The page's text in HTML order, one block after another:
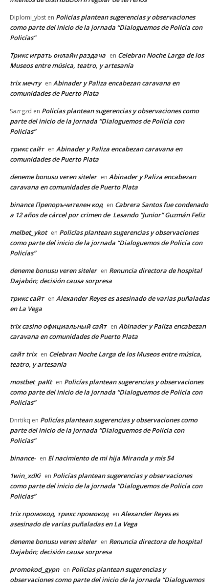
Diplomi_ybst en Policías plantean sugerencias y observaciones
como parte del inicio de la jornada “Dialoguemos de Policía con
Policías”
Трикс играть онлайн раздача en Celebran Noche Larga de los
Museos entre música, teatro, y artesanía
trix мечту en Abinader y Paliza encabezan caravana en
comunidades de Puerto Plata
Sazrgzd en Policías plantean sugerencias y observaciones como
parte del inicio de la jornada “Dialoguemos de Policía con
Policías”
трикс сайт en Abinader y Paliza encabezan caravana en
comunidades de Puerto Plata
deneme bonusu veren siteler en Abinader y Paliza encabezan
caravana en comunidades de Puerto Plata
binance Препоръчителен код en Cabrera Santos fue condenado
a 12 años de cárcel por crimen de Lesando “Junior” Guzmán Feliz
melbet_ykot en Policías plantean sugerencias y observaciones
como parte del inicio de la jornada “Dialoguemos de Policía con
Policías”
deneme bonusu veren siteler en Renuncia directora de hospital
Dajabón; decisión causa sorpresa
трикс сайт en Alexander Reyes es asesinado de varias puñaladas
en La Vega
trix casino официальный сайт en Abinader y Paliza encabezan
caravana en comunidades de Puerto Plata
сайт trix en Celebran Noche Larga de los Museos entre música,
teatro, y artesanía
mostbet_paKt en Policías plantean sugerencias y observaciones
como parte del inicio de la jornada “Dialoguemos de Policía con
Policías”
Dnrtikq en Policías plantean sugerencias y observaciones como
parte del inicio de la jornada “Dialoguemos de Policía con
Policías”
binance- en El nacimiento de mi hija Miranda y mis 54
1win_xdKi en Policías plantean sugerencias y observaciones
como parte del inicio de la jornada “Dialoguemos de Policía con
Policías”
trix промокод, трикс промокод en Alexander Reyes es
asesinado de varias puñaladas en La Vega
deneme bonusu veren siteler en Renuncia directora de hospital
Dajabón; decisión causa sorpresa
promokod_gypn en Policías plantean sugerencias y
observaciones como parte del inicio de la jornada “Dialoguemos